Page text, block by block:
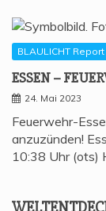
BLAULICHT Report
ESSEN –
24. Mai 2023
Feuerwehr-
anzuzünden!
10:38 Uhr (ots)